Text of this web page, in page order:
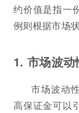
约价值是指一
例则根据市场
1. 市场波动
市场波动
高保证金可以